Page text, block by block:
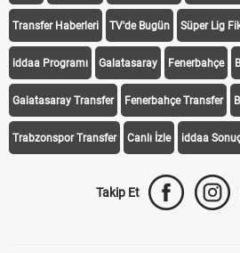
Transfer Haberleri TV'de Bugün Süper Lig
iddaa Programı Galatasaray Fenerbahçe
Galatasaray Transfer Fenerbahçe Transfer
Trabzonspor Transfer Canlı İzle iddaa
Takip Et